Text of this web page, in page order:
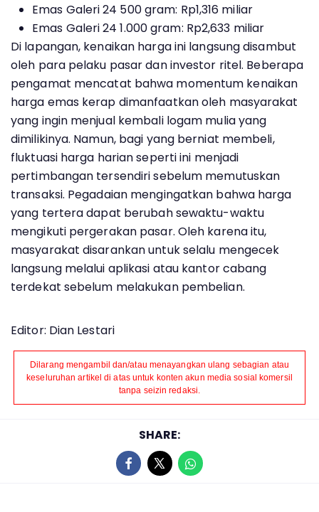
Emas Galeri 24 500 gram: Rp1,316 miliar
Emas Galeri 24 1.000 gram: Rp2,633 miliar
Di lapangan, kenaikan harga ini langsung disambut
oleh para pelaku pasar dan investor ritel. Beberapa
pengamat mencatat bahwa momentum kenaikan
harga emas kerap dimanfaatkan oleh masyarakat
yang ingin menjual kembali logam mulia yang
dimilikinya. Namun, bagi yang berniat membeli,
fluktuasi harga harian seperti ini menjadi
pertimbangan tersendiri sebelum memutuskan
transaksi. Pegadaian mengingatkan bahwa harga
yang tertera dapat berubah sewaktu-waktu
mengikuti pergerakan pasar. Oleh karena itu,
masyarakat disarankan untuk selalu mengecek
langsung melalui aplikasi atau kantor cabang
terdekat sebelum melakukan pembelian.
Editor: Dian Lestari
Dilarang mengambil dan/atau menayangkan ulang sebagian atau
keseluruhan artikel di atas untuk konten akun media sosial komersil
tanpa seizin redaksi.
SHARE: